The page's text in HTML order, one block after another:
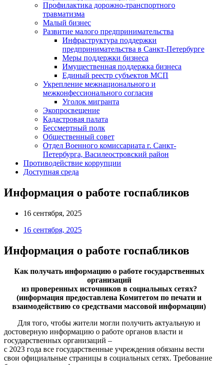
Профилактика дорожно-транспортного
травматизма
Малый бизнес
Развитие малого предпринимательства
Инфраструктура поддержки
предпринимательства в Санкт-Петербурге
Меры поддержки бизнеса
Имущественная поддержка бизнеса
Единый реестр субъектов МСП
Укрепление межнационального и
межконфессионального согласия
Уголок мигранта
Экопросвещение
Кадастровая палата
Бессмертный полк
Общественный совет
Отдел Военного комиссариата г. Санкт-
Петербурга, Василеостровский район
Противодействие коррупции
Доступная среда
Информация о работе госпабликов
16 сентября, 2025
16 сентября, 2025
Информация о работе госпабликов
Как получать информацию о работе государственных
организаций
из проверенных источников в социальных сетях?
(информация предоставлена Комитетом по печати и
взаимодействию со средствами массовой информации)
Для того, чтобы жители могли получить актуальную и
достоверную информацию о работе органов власти и
государственных организаций –
с 2023 года все государственные учреждения обязаны вести
свои официальные страницы в социальных сетях. Требование